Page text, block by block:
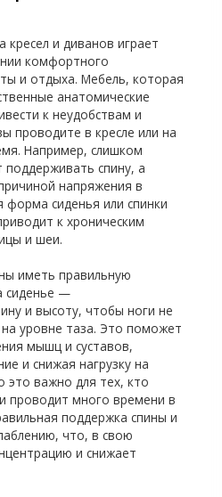
кресел и диванов играет
комфортного
и отдыха. Мебель, которая
анатомические
к неудобствам и
проводите в кресле или на
Например, слишком
поддерживать спину, а
напряжения в
форма сиденья или спинки
к хроническим
и шеи.
иметь правильную
сиденье —
и высоту, чтобы ноги не
на уровне таза. Это поможет
мышц и суставов,
и снижая нагрузку на
это важно для тех, кто
проводит много времени в
поддержка спины и
что, в свою
и снижает